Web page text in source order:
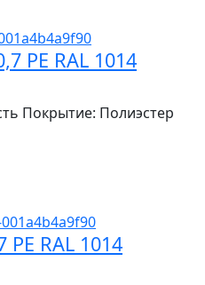
PE RAL 1014
Покрытие: Полиэстер
RAL 1014